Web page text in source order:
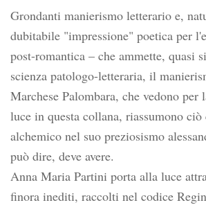
Grondanti manierismo letterario e,
dubitabile "impressione" poetica per
post-romantica – che ammette, quasi
scienza patologo-letteraria, il
Marchese Palombara, che vedono
luce in questa collana, riassumono
alchemico nel suo preziosismo
può dire, deve avere.
Anna Maria Partini porta alla luce
finora inediti, raccolti nel codice